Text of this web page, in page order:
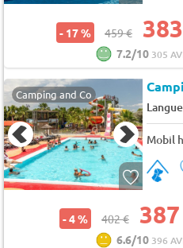
- 17 % 459 €
7.2/10 305
Camping and Co
Mobil
- 4 % 402 €
6.6/10 396